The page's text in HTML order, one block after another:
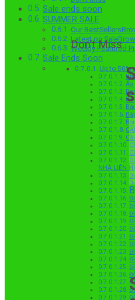
Sale ends soon
SUMMER SALE
Our
Latest on
Weekly Featured
Sale Ends Soon
Up to 50%
Áo
NHÀ LIÊN
Don’t Miss